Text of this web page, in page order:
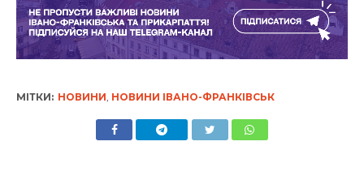
МІТКИ: НОВИНИ НОВИНИ ІВАНО-ФРАНКІВСЬК